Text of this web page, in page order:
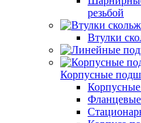
резьбой
Втулки
Корпусные